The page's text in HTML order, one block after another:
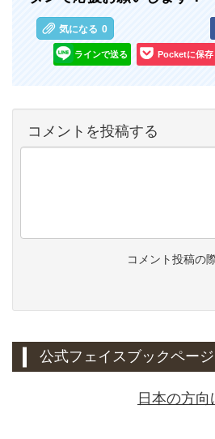
気になる 0
ラインで送る Pocketに保存
コメントを投稿する
コメント投稿の
公式フェイスブックページ
日本の方向